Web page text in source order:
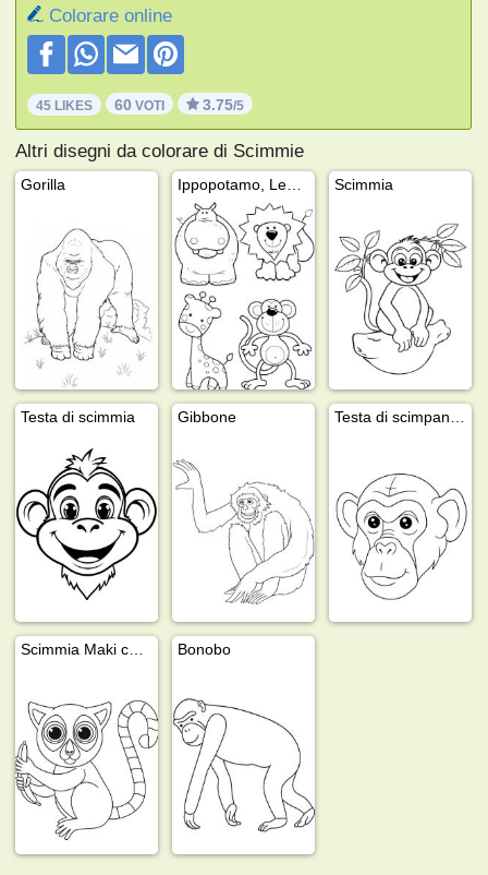
Colorare online
45 LIKES 60 VOTI 3.75/5
Altri disegni da colorare di Scimmie
Gorilla Scimmia
Testa di scimmia Gibbone
Bonobo